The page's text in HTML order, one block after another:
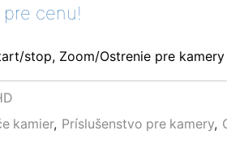
cenu!
stop, Zoom/Ostrenie pre
kamier, Príslušenstvo pre kamery,